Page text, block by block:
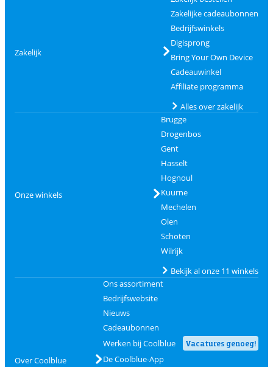
Zakelijk
Zakelijke cadeaubonnen
Bedrijfswinkels
Digisprong
Bring Your Own Device
Cadeauwinkel
Affiliate programma
Alles over zakelijk
Onze winkels
Brugge
Drogenbos
Gent
Hasselt
Hognoul
Kuurne
Mechelen
Olen
Schoten
Wilrijk
Bekijk al onze 11 winkels
Over Coolblue
Ons assortiment
Bedrijfswebsite
Nieuws
Cadeaubonnen
Werken bij Coolblue
Vacatures genoeg!
De Coolblue-App